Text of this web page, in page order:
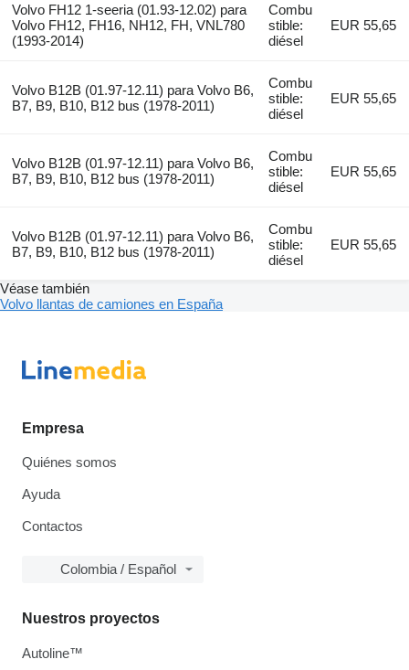
Volvo FH12 1-seeria (01.93-12.02) para
Volvo FH12, FH16, NH12, FH, VNL780
(1993-2014)
Combu
stible:
diésel
EUR 55,65
Volvo B12B (01.97-12.11) para Volvo B6,
B7, B9, B10, B12 bus (1978-2011)
Combu
stible:
diésel
EUR 55,65
Volvo B12B (01.97-12.11) para Volvo B6,
B7, B9, B10, B12 bus (1978-2011)
Combu
stible:
diésel
EUR 55,65
Volvo B12B (01.97-12.11) para Volvo B6,
B7, B9, B10, B12 bus (1978-2011)
Combu
stible:
diésel
EUR 55,65
Véase también
Volvo llantas de camiones en España
Empresa
Quiénes somos
Ayuda
Contactos
Colombia / Español
Nuestros proyectos
Autoline™